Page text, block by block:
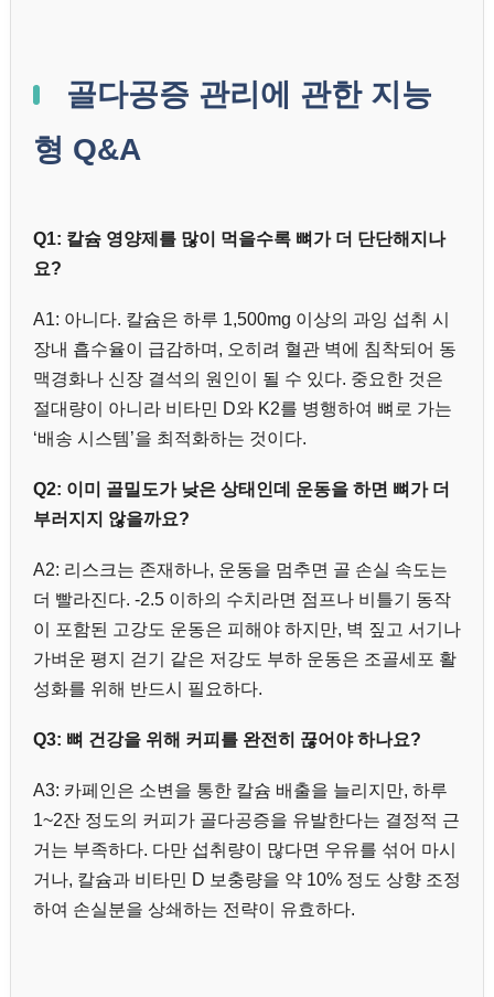
골다공증 관리에 관한 지능
형 Q&A
Q1: 칼슘 영양제를 많이 먹을수록 뼈가 더 단단해지나
요?
A1: 아니다. 칼슘은 하루 1,500mg 이상의 과잉 섭취 시
장내 흡수율이 급감하며, 오히려 혈관 벽에 침착되어 동
맥경화나 신장 결석의 원인이 될 수 있다. 중요한 것은
절대량이 아니라 비타민 D와 K2를 병행하여 뼈로 가는
‘배송 시스템’을 최적화하는 것이다.
Q2: 이미 골밀도가 낮은 상태인데 운동을 하면 뼈가 더
부러지지 않을까요?
A2: 리스크는 존재하나, 운동을 멈추면 골 손실 속도는
더 빨라진다. -2.5 이하의 수치라면 점프나 비틀기 동작
이 포함된 고강도 운동은 피해야 하지만, 벽 짚고 서기나
가벼운 평지 걷기 같은 저강도 부하 운동은 조골세포 활
성화를 위해 반드시 필요하다.
Q3: 뼈 건강을 위해 커피를 완전히 끊어야 하나요?
A3: 카페인은 소변을 통한 칼슘 배출을 늘리지만, 하루
1~2잔 정도의 커피가 골다공증을 유발한다는 결정적 근
거는 부족하다. 다만 섭취량이 많다면 우유를 섞어 마시
거나, 칼슘과 비타민 D 보충량을 약 10% 정도 상향 조정
하여 손실분을 상쇄하는 전략이 유효하다.